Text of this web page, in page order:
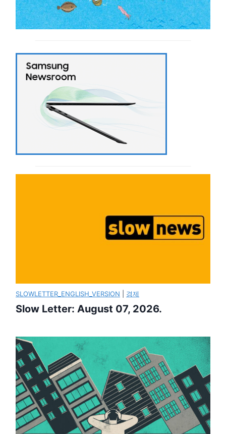
SLOWLETTER_ENGLISH_VERSION 경제
Slow Letter: August 07, 2026.